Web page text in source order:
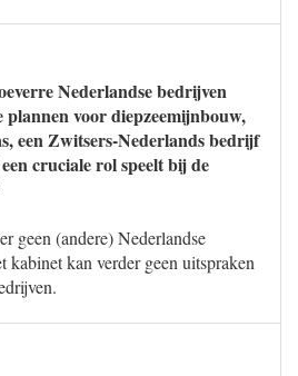
Nederlandse bedrijven
voor diepzeemijnbouw,
een Zwitsers-Nederlands bedrijf
cruciale rol speelt bij de
geen (andere) Nederlandse
kabinet kan verder geen uitspraken